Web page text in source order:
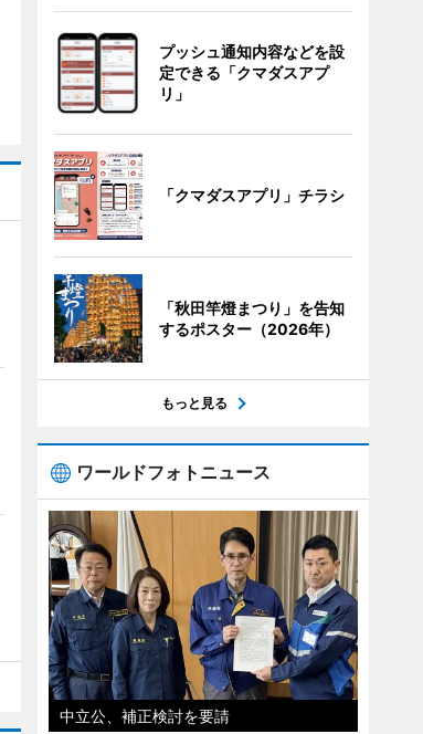
プッシュ通知内容などを設
定できる「クマダスアプ
リ」
「クマダスアプリ」チラシ
「秋田竿燈まつり」を告知
するポスター（2026年）
もっと見る
ワールドフォトニュース
中立公、補正検討を要請